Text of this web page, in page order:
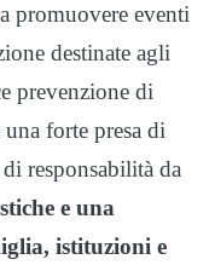
promuovere eventi
destinate agli
prevenzione di
forte presa di
responsabilità da
e una
istituzioni e